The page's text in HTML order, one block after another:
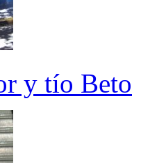
y tío Beto